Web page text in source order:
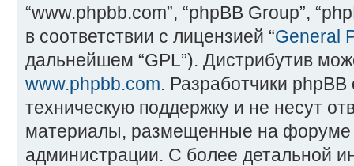
“www.phpbb.com”, “phpBB Group”,
в соответствии с лицензией “General
дальнейшем “GPL”). Дистрибутив
www.phpbb.com. Разработчики
техническую поддержку и не несут
материалы, размещенные на форуме
администрации. С более детальной